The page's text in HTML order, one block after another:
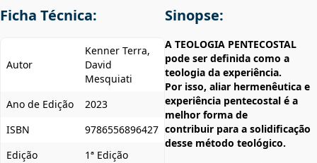
Ficha Técnica:
Autor
Kenner Terra,
David
Mesquiati
Ano de Edição
2023
ISBN
9786556896427
Edição
1ª Edição
Sinopse:
A TEOLOGIA PENTECOSTAL
pode ser definida como a
teologia da experiência.
Por isso, aliar hermenêutica e
experiência pentecostal é a
melhor forma de
contribuir para a solidificação
desse método teológico.